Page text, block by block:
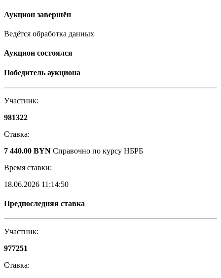
Аукцион завершён
Ведётся обработка данных
Аукцион состоялся
Победитель аукциона
Участник:
981322
Ставка:
7 440.00 BYN Справочно по курсу НБРБ
Время ставки:
18.06.2026 11:14:50
Предпоследняя ставка
Участник:
977251
Ставка: